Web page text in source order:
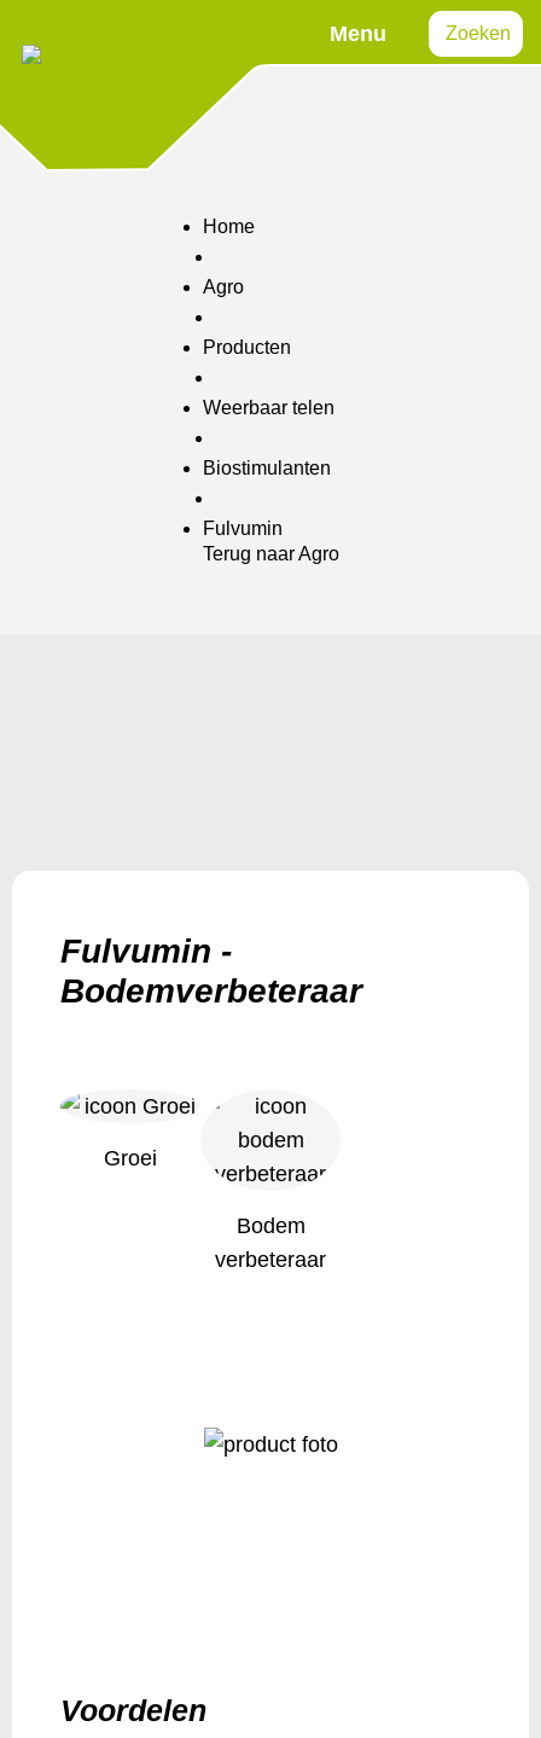
Menu Zoeken
Home
Agro
Producten
Weerbaar telen
Biostimulanten
Fulvumin
Terug naar Agro
Fulvumin -
Bodemverbeteraar
Groei
Bodem
verbeteraar
Voordelen